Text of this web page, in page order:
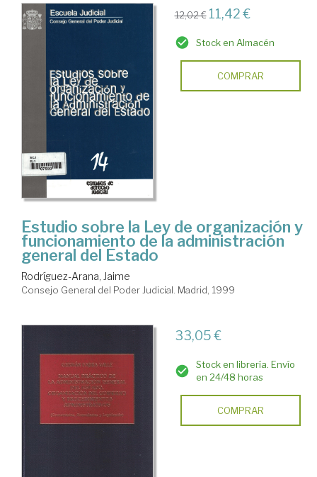
12,02 € 11,42 €
Stock en Almacén
COMPRAR
Estudio sobre la Ley de organización y
funcionamiento de la administración
general del Estado
Rodríguez-Arana, Jaime
Consejo General del Poder Judicial. Madrid, 1999
33,05 €
Stock en librería. Envío
en 24/48 horas
COMPRAR